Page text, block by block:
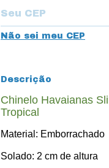
Não sei meu CEP
Descrição
Chinelo Havaianas
Tropical
Material: Emborrachado
Solado: 2 cm de altura